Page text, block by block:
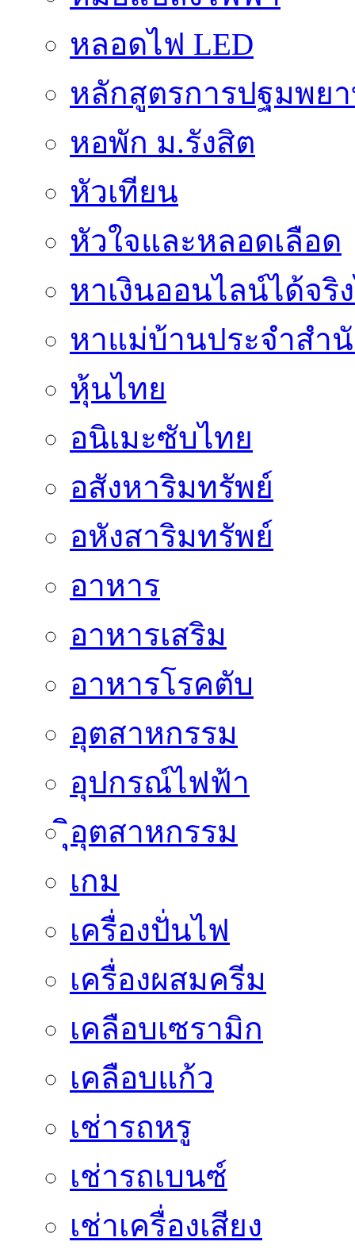
หลอดไฟ LED
หลักสูตรการปฐมพย
หอพัก ม.รังสิต
หัวเทียน
หัวใจและหลอดเลือด
หาเงินออนไลน์ได้จริ
หาแม่บ้านประจำสำ
หุ้นไทย
อนิเมะซับไทย
อสังหาริมทรัพย์
อหังสาริมทรัพย์
อาหาร
อาหารเสริม
อาหารโรคตับ
อุตสาหกรรม
อุปกรณ์ไฟฟ้า
ิุิุอุตสาหกรรม
เกม
เครื่องปั่นไฟ
เครื่องผสมครีม
เคลือบเซรามิก
เคลือบแก้ว
เช่ารถหรู
เช่ารถเบนซ์
เช่าเครื่องเสียง